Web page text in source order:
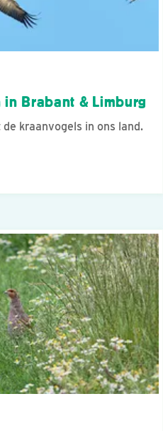
Brabant & Limburg
kraanvogels in ons land.